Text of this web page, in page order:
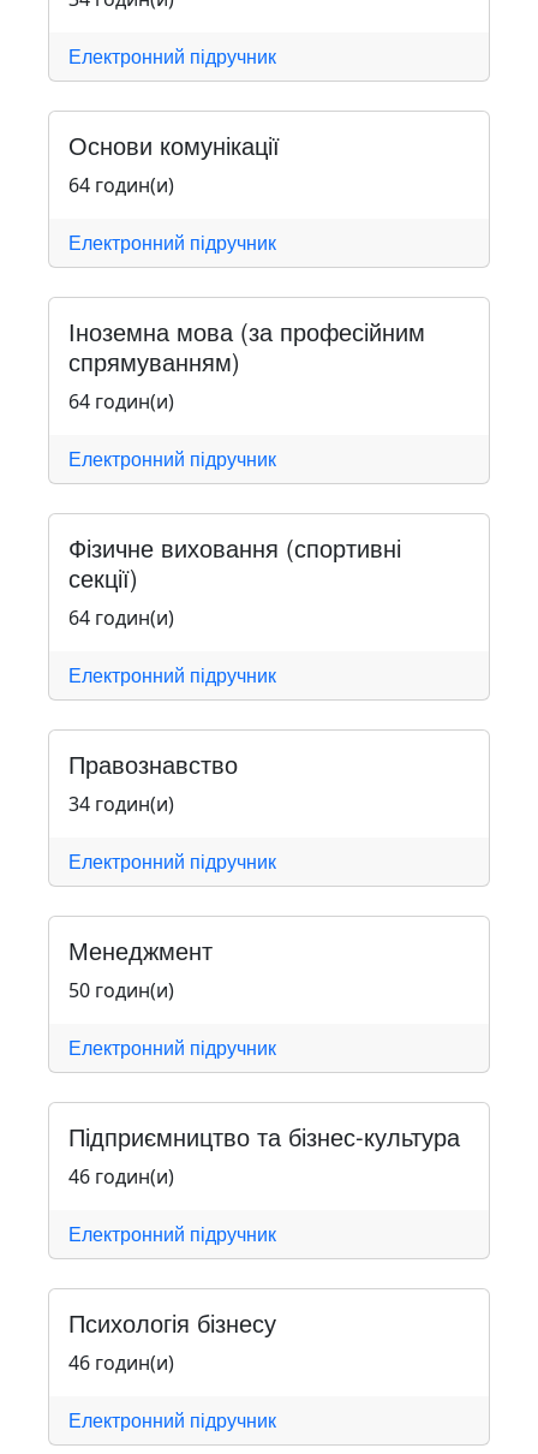
Електронний підручник
Основи комунікації
64 годин(и)
Електронний підручник
Іноземна мова (за професійним
спрямуванням)
64 годин(и)
Електронний підручник
Фізичне виховання (спортивні
секції)
64 годин(и)
Електронний підручник
Правознавство
34 годин(и)
Електронний підручник
Менеджмент
50 годин(и)
Електронний підручник
Підприємництво та бізнес-культура
46 годин(и)
Електронний підручник
Психологія бізнесу
46 годин(и)
Електронний підручник